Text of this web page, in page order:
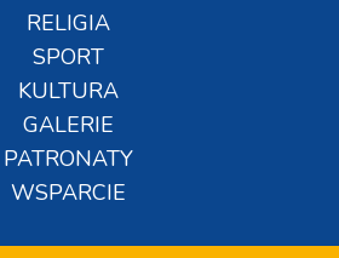
RELIGIA
SPORT
KULTURA
GALERIE
PATRONATY
WSPARCIE